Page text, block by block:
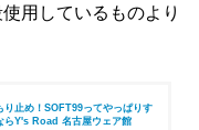
用しているものより
り止め！SOFT99ってやっぱりす
らY's Road 名古屋ウェア館